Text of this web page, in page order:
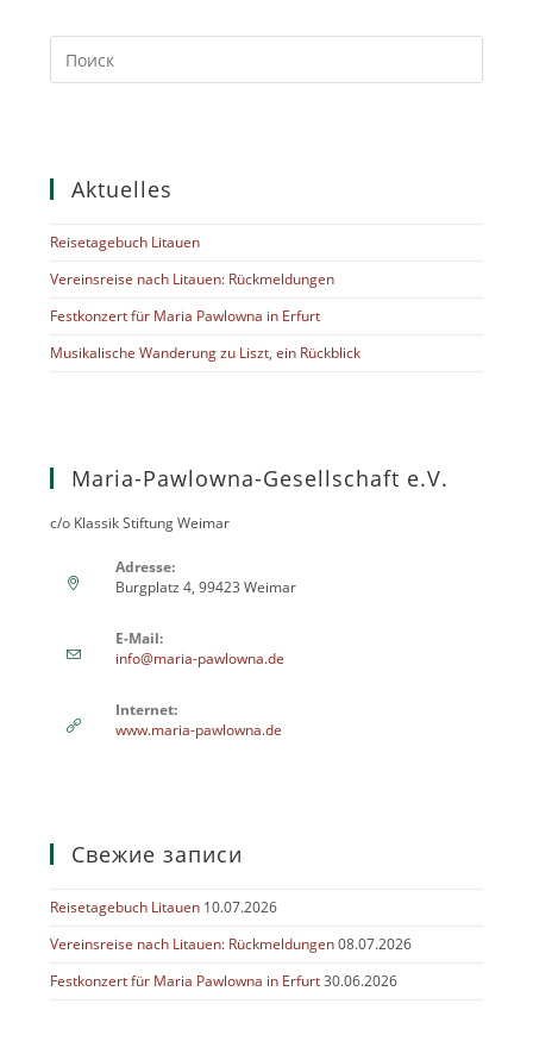
Aktuelles
Reisetagebuch Litauen
Vereinsreise nach Litauen: Rückmeldungen
Festkonzert für Maria Pawlowna in Erfurt
Musikalische Wanderung zu Liszt, ein Rückblick
Maria-Pawlowna-Gesellschaft e.V.
c/o Klassik Stiftung Weimar
Adresse:
Burgplatz 4, 99423 Weimar
E-Mail:
info@maria-pawlowna.de
Internet:
www.maria-pawlowna.de
Свежие записи
Reisetagebuch Litauen 10.07.2026
Vereinsreise nach Litauen: Rückmeldungen 08.07.2026
Festkonzert für Maria Pawlowna in Erfurt 30.06.2026